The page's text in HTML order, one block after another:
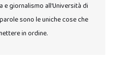
giornalismo all’Università di
sono le uniche cose che
in ordine.